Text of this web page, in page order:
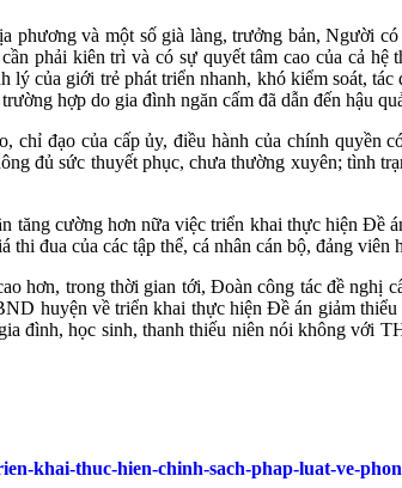
phương và một số già làng, trưởng bản, Người
phải kiên trì và có sự quyết tâm cao của cả
lý của giới trẻ phát triển nhanh, khó kiểm soát,
hợp do gia đình ngăn cấm đã dẫn đến hậu
chỉ đạo của cấp ủy, điều hành của chính
đủ sức thuyết phục, chưa thường xuyên; tình
tăng cường hơn nữa việc triển khai thực hiện
đua của các tập thể, cá nhân cán bộ, đảng
hơn, trong thời gian tới, Đoàn công tác đề nghị
huyện về triển khai thực hiện Đề án giảm
đình, học sinh, thanh thiếu niên nói không
khai-thuc-hien-chinh-sach-phap-luat-ve-